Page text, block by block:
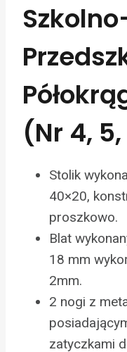
(Nr 4,
Stolik
40×20,
proszkowo.
Blat
18 mm
2mm.
2 nogi z
zatyczkami